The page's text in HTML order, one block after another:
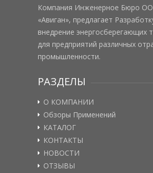
Компания Инженерное Бюро
«Авиган», предлагает
внедрение энергосберегающих
для предприятий различных
промышленности.
РАЗДЕЛЫ
О КОМПАНИИ
Обзоры Применений
КАТАЛОГ
КОНТАКТЫ
НОВОСТИ
ОТЗЫВЫ